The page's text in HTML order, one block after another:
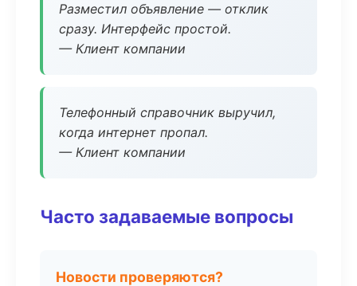
Разместил объявление — отклик
сразу. Интерфейс простой.
— Клиент компании
Телефонный справочник выручил,
когда интернет пропал.
— Клиент компании
Часто задаваемые вопросы
Новости проверяются?